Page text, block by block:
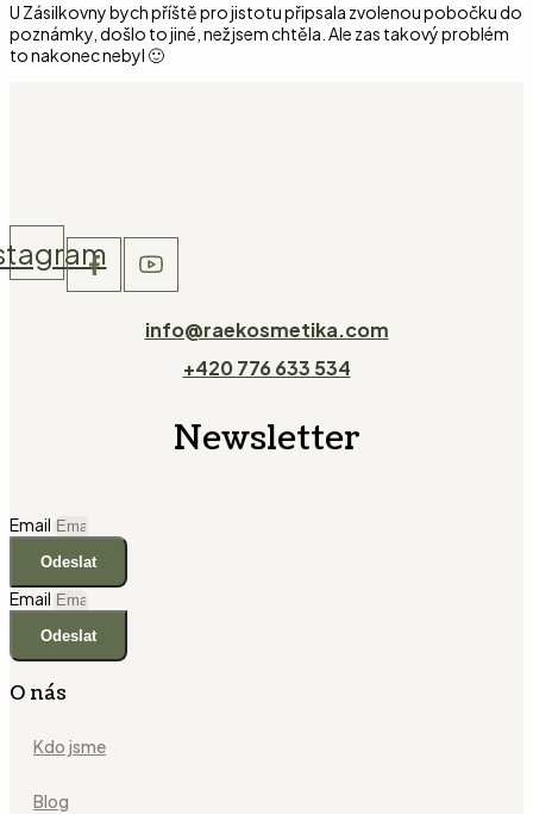
U Zásilkovny bych příště pro jistotu připsala zvolenou pobočku do
poznámky, došlo to jiné, než jsem chtěla. Ale zas takový problém
to nakonec nebyl 🙂
info@raekosmetika.com
+420 776 633 534
Newsletter
Email
Odeslat
Email
Odeslat
O nás
Kdo jsme
Blog